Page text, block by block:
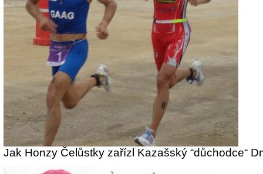
Jak Honzy Čelůstky zařízl Kazašský “důchodce“